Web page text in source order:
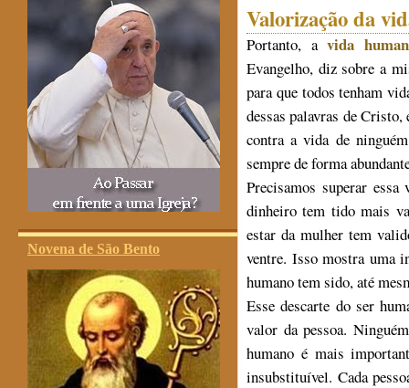
Novena de São Bento
Valorização da
Portanto, avida
Evangelho, diz sobre a
para que todos tenham
dessas palavras de
contra a vida de
sempre de forma
Precisamos superar
dinheiro tem tido mais
estar da mulher tem
ventre. Isso mostra uma
humano tem sido, até
Esse descarte do ser
valor da pessoa.
humano é mais
insubstituível. Cada